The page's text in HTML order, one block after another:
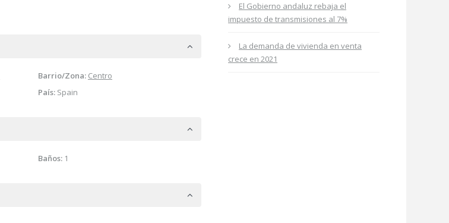
Barrio/Zona: Centro
País:Spain
Baños:1
El Gobierno andaluz rebaja el
impuesto de transmisiones al 7%
La demanda de vivienda en venta
crece en 2021